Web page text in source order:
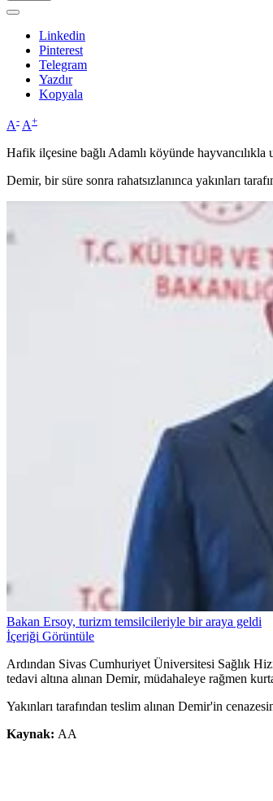
Linkedin
Pinterest
Telegram
Yazdır
Kopyala
A- A+
Hafik ilçesine bağlı Adamlı köyünde
Demir, bir süre sonra rahatsızlanınca yakınları
Bakan Ersoy, turizm temsilcileriyle bir araya geldi
İçeriği Görüntüle
Ardından Sivas Cumhuriyet Üniversitesi Sağlık
tedavi altına alınan Demir, müdahaleye rağmen
Yakınları tarafından teslim alınan Demir'in
Kaynak: AA